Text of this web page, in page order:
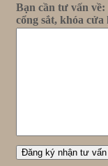
Bạn cần tư vấn
cổng sắt, khóa